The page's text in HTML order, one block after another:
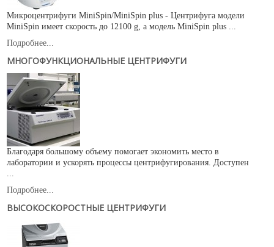
Микроцентрифуги MiniSpin/MiniSpin plus - Центрифуга модели
MiniSpin имеет скорость до 12100 g, а модель MiniSpin plus ...
Подробнее...
МНОГОФУНКЦИОНАЛЬНЫЕ ЦЕНТРИФУГИ
Благодаря большому объему помогает экономить место в
лаборатории и ускорять процессы центрифугирования. Доступен
Подробнее...
ВЫСОКОСКОРОСТНЫЕ ЦЕНТРИФУГИ